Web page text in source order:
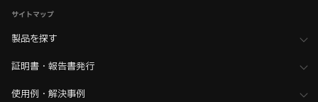
サイトマップ
製品を探す
証明書・報告書発行
使用例・解決事例